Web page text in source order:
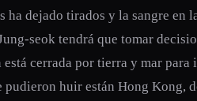
dejado tirados y la sangre en
seok tendrá que tomar
cerrada por tierra y mar para
huir están Hong Kong,